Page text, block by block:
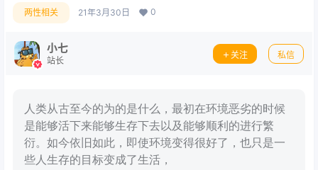
两性相关 21年3月30日 0
小七
站长
关注 私信
人类从古至今的为的是什么，最初在环境恶劣的时候
是能够活下来能够生存下去以及能够顺利的进行繁
衍。如今依旧如此，即使环境变得很好了，也只是一
些人生存的目标变成了生活，